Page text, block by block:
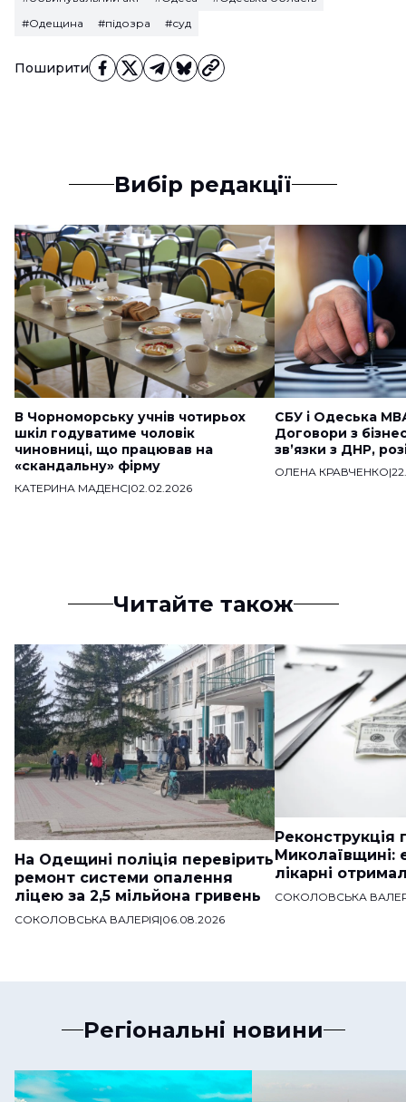
Поширити
#Одещина
#підозра #суд
Вибір редакції
В Чорноморську учнів чотирьох
шкіл годуватиме чоловік
чиновниці, що працював на
«скандальну» фірму
КАТЕРИНА МАДЕНС|02.02.2026
СБУ і Одеська
Договори з
звʼязки з ДНР,
ОЛЕНА КРАВЧЕНКО|
Читайте також
На Одещині поліція перевірить
ремонт системи опалення
ліцею за 2,5 мільйона гривень
СОКОЛОВСЬКА ВАЛЕРІЯ|06.08.2026
Реконструкція
Миколаївщині:
лікарні
СОКОЛОВСЬКА
Регіональні новини